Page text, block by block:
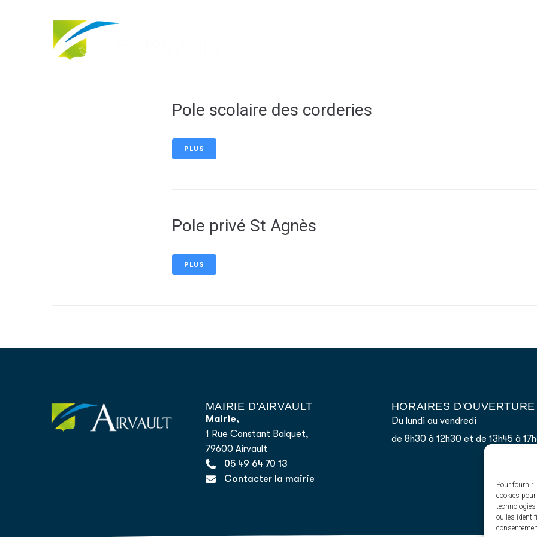
Pour fournir
cookies
ou les
Pole scolaire des corderies
PLUS
Pole privé St Agnès
PLUS
MAIRIE D'AIRVAULT
Mairie,
1 Rue Constant Balquet,
79600 Airvault
05 49 64 70 13
Contacter la mairie
HORAIRES D'OUVERTURE
Du lundi au vendredi
de 8h30 à 12h30 et de 13h45 à